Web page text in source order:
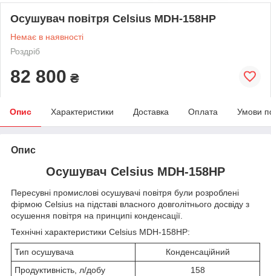
Осушувач повітря Celsius MDH-158HP
Немає в наявності
Роздріб
82 800 ₴
Опис Характеристики Доставка Оплата Умови
Опис
Осушувач Celsius MDH-158HP
Пересувні промислові осушувачі повітря були розроблені
фірмою Celsius на підставі власного довголітнього досвіду з
осушення повітря на принципі конденсації.
Технічні характеристики Celsius MDH-158HP:
Тип осушувача
Конденсаційний
Продуктивність, л/добу
158